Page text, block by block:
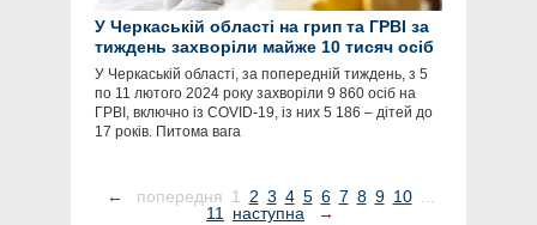
У Черкаській області на грип та ГРВІ за
тиждень захворіли майже 10 тисяч осіб
У Черкаській області, за попередній тиждень, з 5
по 11 лютого 2024 року захворіли 9 860 осіб на
ГРВІ, включно із COVID-19, із них 5 186 – дітей до
17 років. Питома вага
← попередня 1 2 3 4 5 6 7 8 9 10 ...
11 наступна →